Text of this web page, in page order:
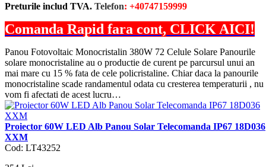
Preturile includ TVA. Telefon: +40747159999
Comanda Rapid fara cont, CLICK AICI!
Panou Fotovoltaic Monocristalin 380W 72 Celule Solare Panourile
solare monocristaline au o productie de curent pe parcursul unui an
mai mare cu 15 % fata de cele policristaline. Chiar daca la panourile
monocristaline scade randamentul odata cu cresterea temperaturii , nu
vom fi afectati de acest lucru…
Proiector 60W LED Alb Panou Solar Telecomanda IP67 18D036
XXM
Cod: LT43252